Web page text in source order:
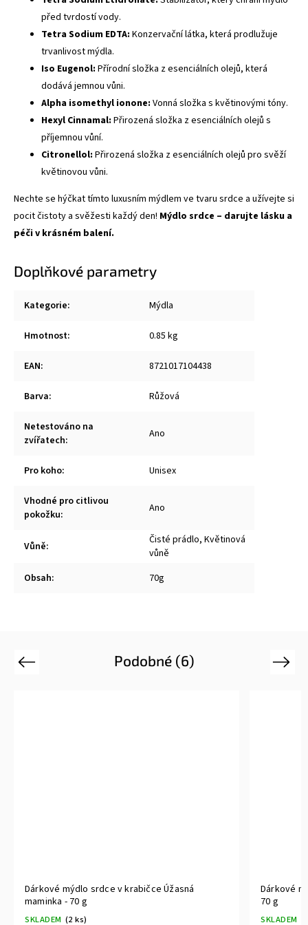
před tvrdostí vody.
Tetra Sodium EDTA: Konzervační látka, která prodlužuje
trvanlivost mýdla.
Iso Eugenol: Přírodní složka z esenciálních olejů, která
dodává jemnou vůni.
Alpha isomethyl ionone: Vonná složka s květinovými tóny.
Hexyl Cinnamal: Přirozená složka z esenciálních olejů s
příjemnou vůní.
Citronellol: Přirozená složka z esenciálních olejů pro svěží
květinovou vůni.
Nechte se hýčkat tímto luxusním mýdlem ve tvaru srdce a užívejte si
pocit čistoty a svěžesti každý den! Mýdlo srdce – darujte lásku a
péči v krásném balení.
Doplňkové parametry
Kategorie: Mýdla
Hmotnost: 0.85 kg
EAN: 8721017104438
Barva: Růžová
Netestováno na
zvířatech: Ano
Pro koho: Unisex
Vhodné pro citlivou
pokožku: Ano
Vůně:
Čisté prádlo, Květinová
vůně
Obsah: 70g
Podobné (6)
Previous
Dárkové mýdlo srdce v krabičce Úžasná
maminka - 70 g
SKLADEM (2 ks)
Dárkové
70 g
SKLADEM
Next